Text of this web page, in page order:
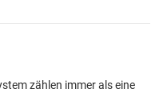
zählen immer als eine